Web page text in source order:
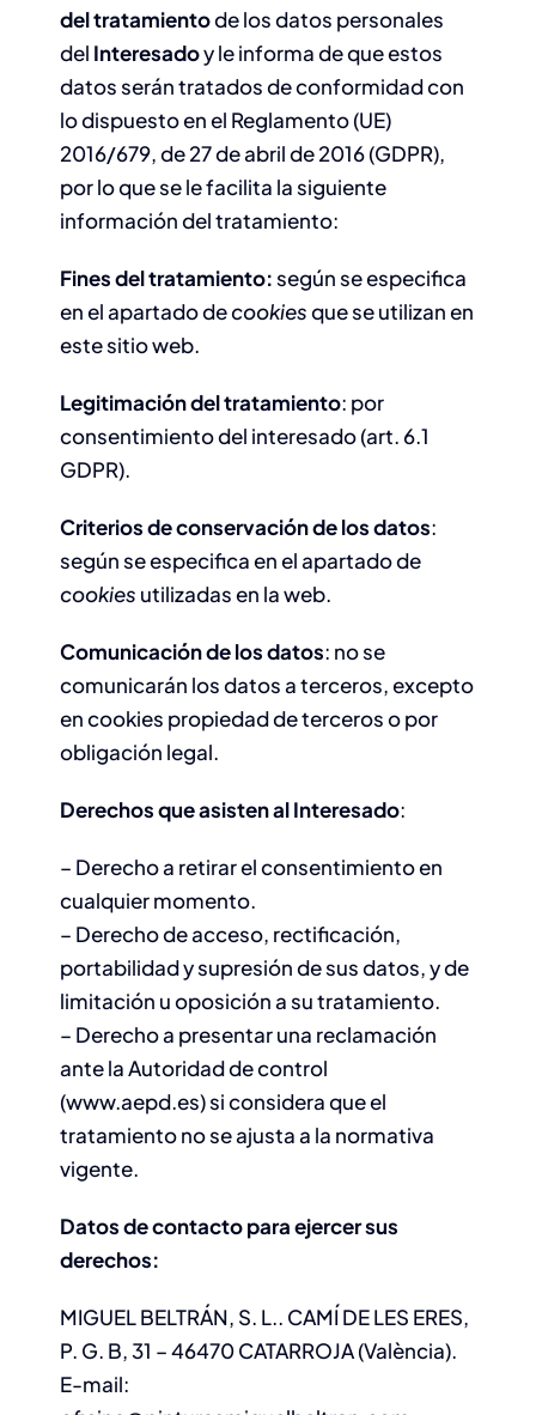
del tratamientode los datos personales
del Interesadoy le informa de que estos
datos serán tratados de conformidad con
lo dispuesto en el Reglamento (UE)
2016/679, de 27 de abril de 2016 (GDPR),
por lo que se le facilita la siguiente
información del tratamiento:
Fines del tratamiento:según se especifica
en el apartado decookiesque se utilizan en
este sitio web.
Legitimación del tratamiento: por
consentimiento del interesado (art. 6.1
GDPR).
Criterios de conservación de los datos:
según se especifica en el apartado de
cookies utilizadas en la web.
Comunicación de los datos: no se
comunicarán los datos a terceros, excepto
en cookies propiedad de terceros o por
obligación legal.
Derechos que asisten al Interesado:
– Derecho a retirar el consentimiento en
cualquier momento.
– Derecho de acceso, rectificación,
portabilidad y supresión de sus datos, y de
limitación u oposición a su tratamiento.
– Derecho a presentar una reclamación
ante la Autoridad de control
(www.aepd.es) si considera que el
tratamiento no se ajusta a la normativa
vigente.
Datos de contacto para ejercer sus
derechos:
MIGUEL BELTRÁN, S. L.. CAMÍ DE LES ERES,
P. G. B, 31 – 46470 CATARROJA (València).
E-mail: